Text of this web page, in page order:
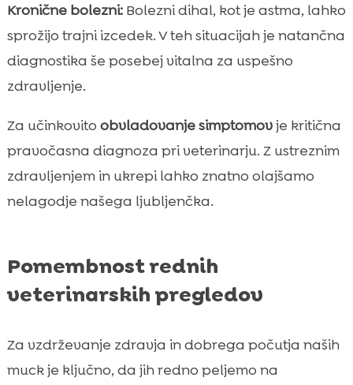
Kronične bolezni:Bolezni dihal, kot je astma, lahko
sprožijo trajni izcedek. V teh situacijah je natančna
diagnostika še posebej vitalna za uspešno
zdravljenje.
Za učinkovito obvladovanje simptomovje kritična
pravočasna diagnoza pri veterinarju. Z ustreznim
zdravljenjem in ukrepi lahko znatno olajšamo
nelagodje našega ljubljenčka.
Pomembnost rednih
veterinarskih pregledov
Za vzdrževanje zdravja in dobrega počutja naših
muck je ključno, da jih redno peljemo na